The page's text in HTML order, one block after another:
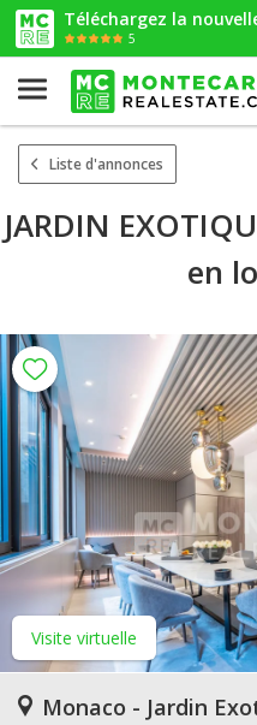
Téléchargez la
5
Liste d'annonces
JARDIN
en
Visite virtuelle
Monaco - Jardin